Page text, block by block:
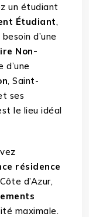
un étudiant
Étudiant,
d’une
Non-
d’une
, Saint-
ses
le lieu idéal
résidence
d’Azur,
maximale.